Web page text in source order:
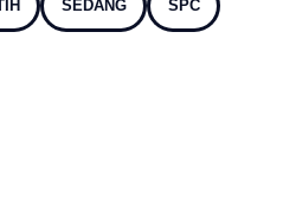
SEDANG SPC